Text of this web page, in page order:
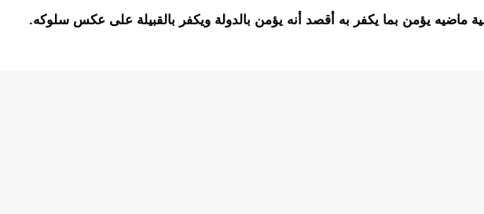
ماضيه يؤمن بما يكفر به أقصد أنه يؤمن بالدولة ويكفر بالقبيلة على عكس سلوكه.